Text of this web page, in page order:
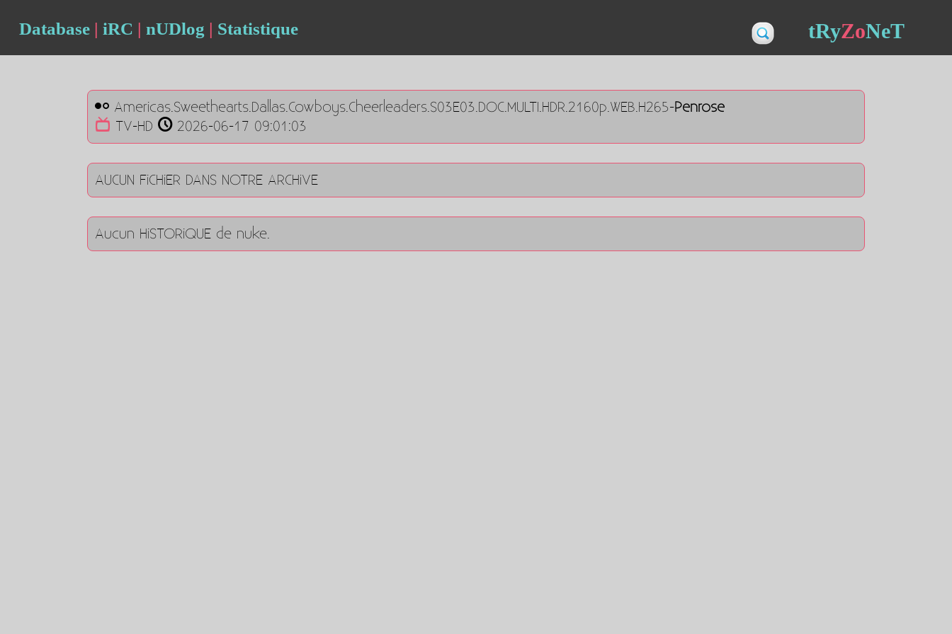
Database | iRC | nUDlog | Statistique tRyZoNeT
Americas.Sweethearts.Dallas.Cowboys.Cheerleaders.S03E03.DOC.MULTI.HDR.2160p.WEB.H265-Penrose
TV-HD
2026-06-17 09:01:03
AUCUN FiCHiER DANS NOTRE ARCHiVE
Aucun HiSTORiQUE de nuke.